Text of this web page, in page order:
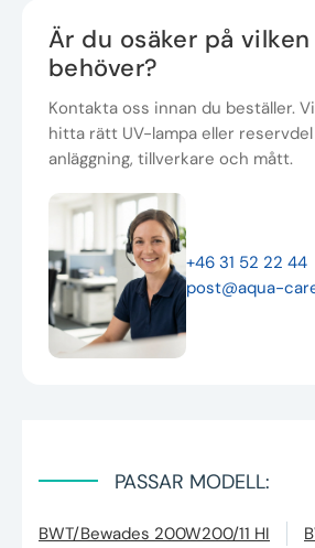
Är du osäker på
behöver?
Kontakta oss innan du beställer.
hitta rätt UV-lampa eller
anläggning, tillverkare och mått.
+46 31 52 22 44
post@aqua-
PASSAR MODELL:
BWT/Bewades 200W200/11 HI